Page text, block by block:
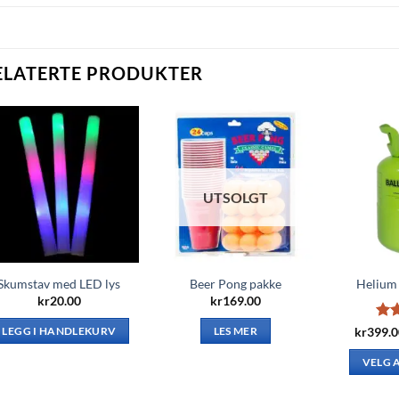
PRODUKTER
med LED lys
kr20.00
LEGG I HANDLEKURV
UTSOLGT
Beer Pong pakke
kr169.00
LES MER kr
VELG